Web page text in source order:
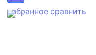
избранное сравнить